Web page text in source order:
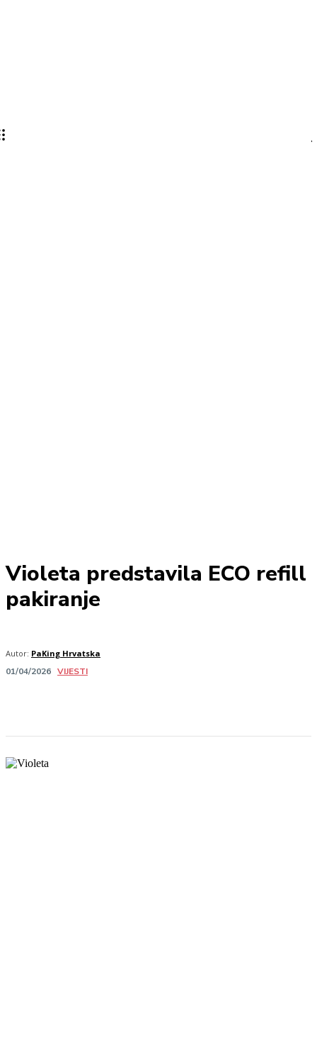
Violeta predstavila ECO refill
pakiranje
Autor: PaKing Hrvatska
01/04/2026 VIJESTI